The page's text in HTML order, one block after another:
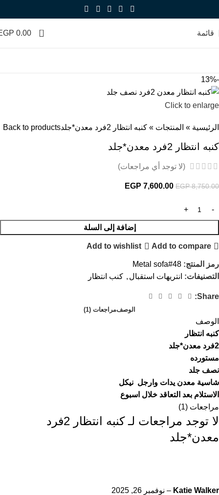
قائمة 0
0.00
-13%
Click to enlarge
الرئيسية » المنتجات » كنبه انتظار 2فرد معدن*جلد Back to products
كنبه انتظار 2فرد معدن*جلد
(لا توجد أي مراجعات)
EGP8,750.00
EGP 7,600.00
إضافة إلى السلة
Add to compare
Add to wishlist
رمز المنتج: Metal sofa#48
التصنيفات: انتريهات استقبال , كنب انتظار
Share:
الوصفمراجعات (1)
الوصف
كنبه انتظار
2فرد معدن*جلد
مستورده
نصف جلد
شاسية معدن يدات وارجل نيكل
الاستلام بعد التعاقد خلال اسبوع
مراجعات (1)
لا توجد مراجعات لـ
كنبه انتظار 2فرد
معدن*جلد
Katie Walker
– نوفمبر 26, 2025